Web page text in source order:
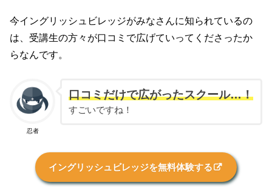
今イングリッシュビレッジがみなさんに知られているの
は、受講生の方々が口コミで広げていってくださったか
らなんです。
忍者
口コミだけで広がったスクール…！
すごいですね！
イングリッシュビレッジを無料体験する